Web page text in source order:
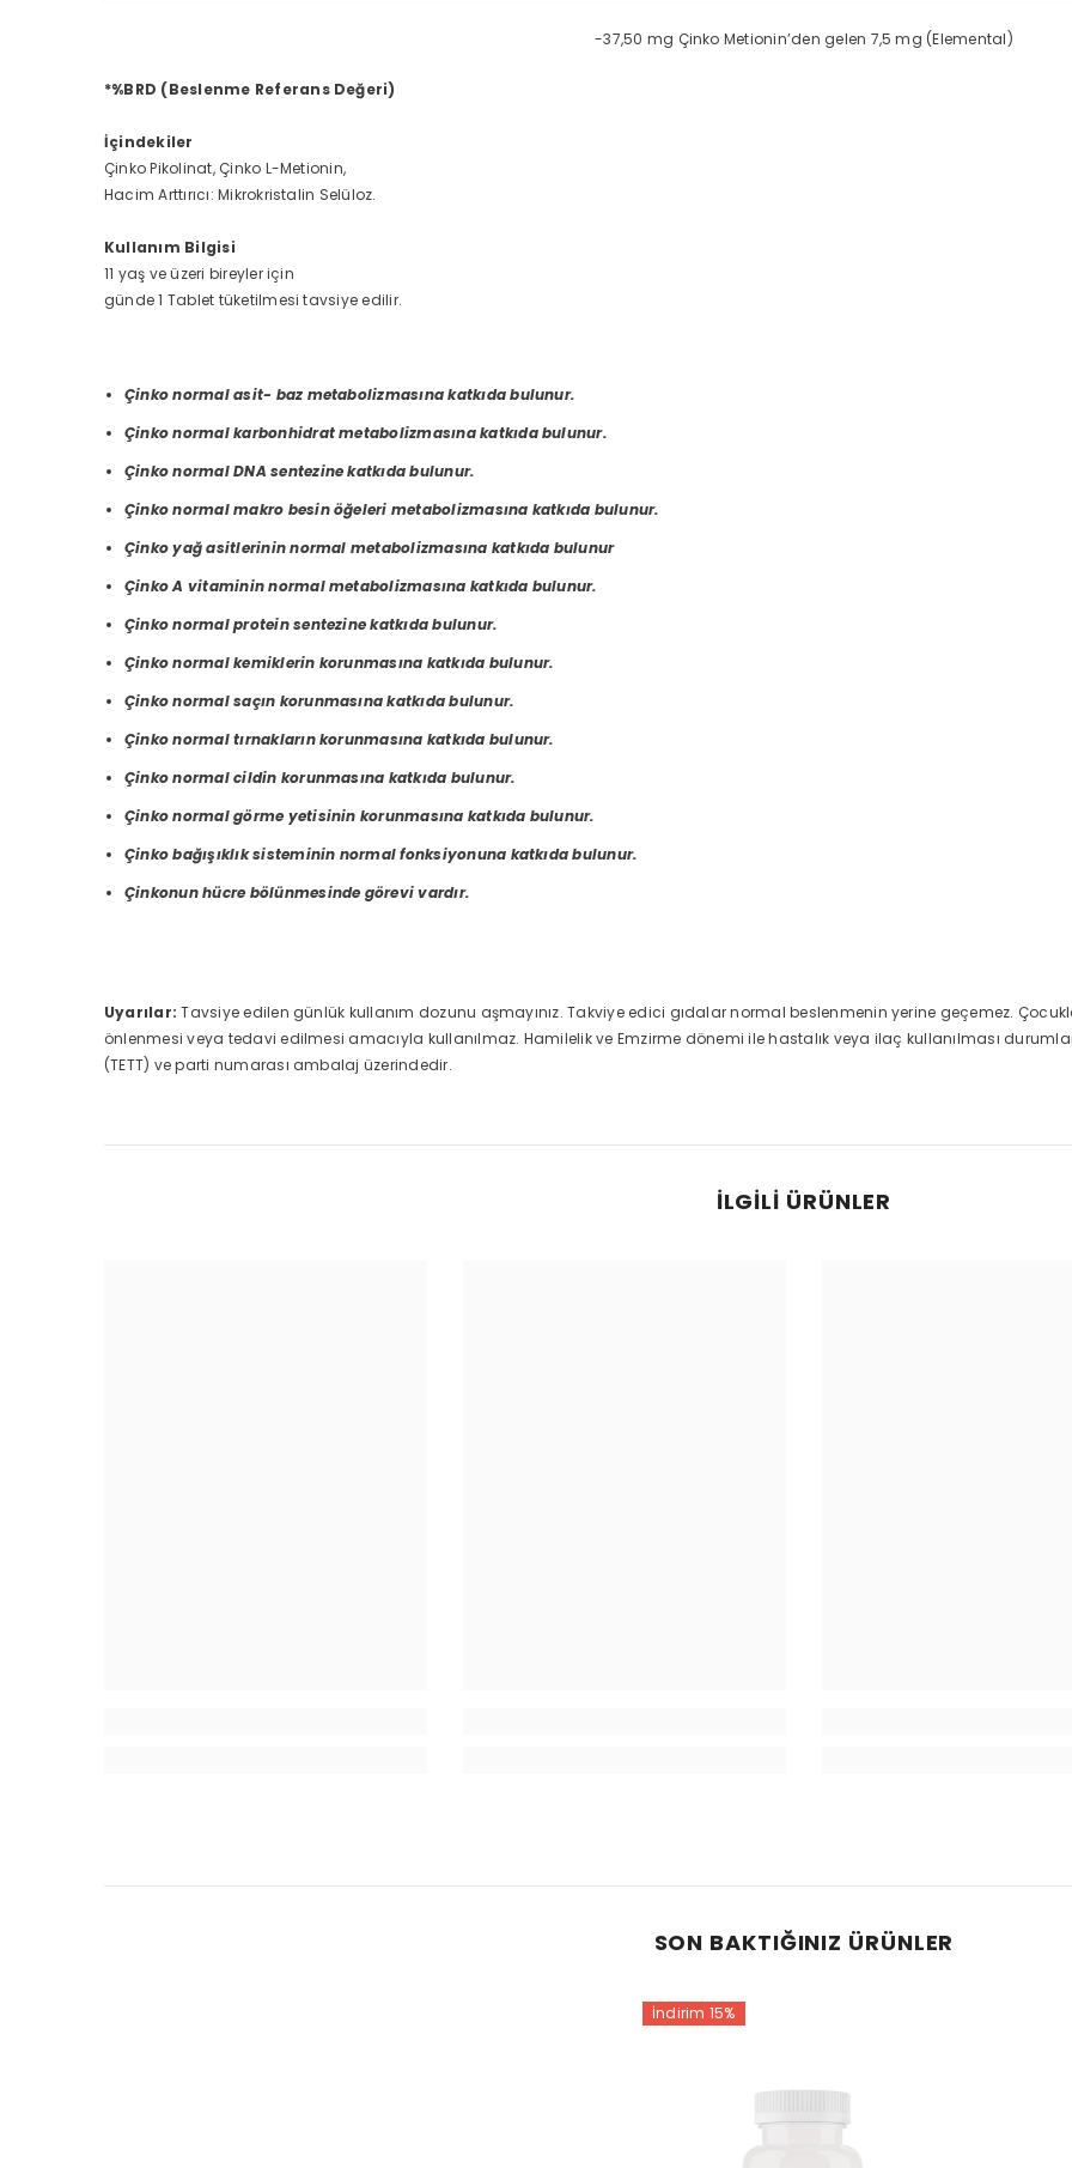
-37,50 mg Çinko Metionin’den gelen 7,5 mg (Elemental)
*%BRD (Beslenme Referans Değeri)
İçindekiler
Çinko Pikolinat, Çinko L-Metionin,
Hacim Arttırıcı: Mikrokristalin Selüloz.
Kullanım Bilgisi
11 yaş ve üzeri bireyler için
günde 1 Tablet tüketilmesi tavsiye edilir.
Çinko normal asit- baz metabolizmasına katkıda bulunur.
Çinko normal karbonhidrat metabolizmasına katkıda bulunur.
Çinko normal DNA sentezine katkıda bulunur.
Çinko normal makro besin öğeleri metabolizmasına katkıda bulunur.
Çinko yağ asitlerinin normal metabolizmasına katkıda bulunur
Çinko A vitaminin normal metabolizmasına katkıda bulunur.
Çinko normal protein sentezine katkıda bulunur.
Çinko normal kemiklerin korunmasına katkıda bulunur.
Çinko normal saçın korunmasına katkıda bulunur.
Çinko normal tırnakların korunmasına katkıda bulunur.
Çinko normal cildin korunmasına katkıda bulunur.
Çinko normal görme yetisinin korunmasına katkıda bulunur.
Çinko bağışıklık sisteminin normal fonksiyonuna katkıda bulunur.
Çinkonun hücre bölünmesinde görevi vardır.
Uyarılar: Tavsiye edilen günlük kullanım dozunu aşmayınız. Takviye edici gıdalar normal beslenmenin yerine geçemez.
önlenmesi veya tedavi edilmesi amacıyla kullanılmaz. Hamilelik ve Emzirme dönemi ile hastalık veya ilaç kullanılması
(TETT) ve parti numarası ambalaj üzerindedir.
İLGILI ÜRÜNLER
SON BAKTIĞINIZ ÜRÜNLER
İndirim 15%